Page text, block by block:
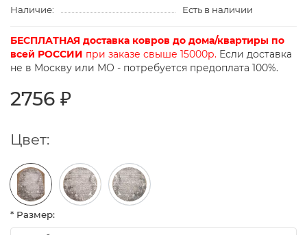
Наличие:
Есть в наличии
БЕСПЛАТНАЯ доставка ковров до дома/квартиры по
всей РОССИИ при заказе свыше 15000р. Если доставка
не в Москву или МО - потребуется предоплата 100%.
2756 ₽
Цвет:
* Размер: